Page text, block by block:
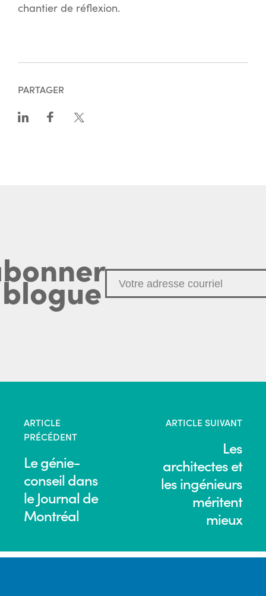
chantier de réflexion.
PARTAGER
ARTICLE
PRÉCÉDENT
Le génie-
conseil dans
le Journal de
Montréal
ARTICLE SUIVANT
Les
architectes et
les ingénieurs
méritent
mieux